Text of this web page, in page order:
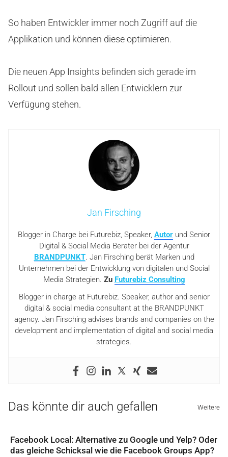
So haben Entwickler immer noch Zugriff auf die
Applikation und können diese optimieren.
Die neuen App Insights befinden sich gerade im
Rollout und sollen bald allen Entwicklern zur
Verfügung stehen.
Jan Firsching
Blogger in Charge bei Futurebiz, Speaker, Autor und Senior
Digital & Social Media Berater bei der Agentur
BRANDPUNKT. Jan Firsching berät Marken und
Unternehmen bei der Entwicklung von digitalen und Social
Media Strategien. Zu Futurebiz Consulting
Blogger in charge at Futurebiz. Speaker, author and senior
digital & social media consultant at the BRANDPUNKT
agency. Jan Firsching advises brands and companies on the
development and implementation of digital and social media
strategies.
Das könnte dir auch gefallen Weitere
Facebook Local: Alternative zu Google und Yelp? Oder
das gleiche Schicksal wie die Facebook Groups App?